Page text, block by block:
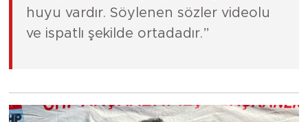
huyu vardır. Söylenen sözler videolu
ve ispatlı şekilde ortadadır.”